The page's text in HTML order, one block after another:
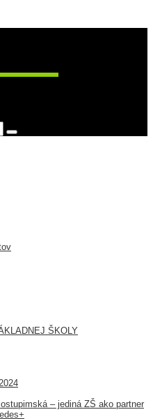
ŠKOLY
– jediná ZŠ ako partner